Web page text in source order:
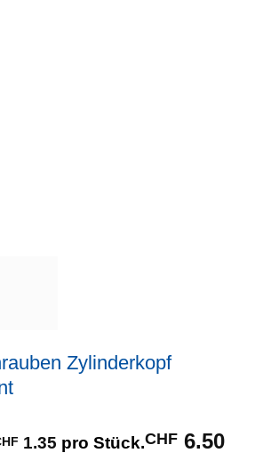
Zylinderkopf
1.35 pro Stück.CHF 6.50